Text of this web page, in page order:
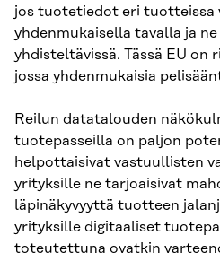
jos tuotetiedot eri tuotteissa
yhdenmukaisella tavalla ja
yhdisteltävissä. Tässä EU on
jossa yhdenmukaisia
Reilun datatalouden
tuotepasseilla on paljon
helpottaisivat vastuullisten
yrityksille ne tarjoaisivat
läpinäkyvyyttä tuotteen
yrityksille digitaaliset
toteutettuna ovatkin